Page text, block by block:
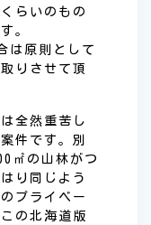
らいのもの
。
は原則として
りさせて頂
全然重苦し
件です。別
㎡の山林がつ
り同じよう
プライベー
の北海道版